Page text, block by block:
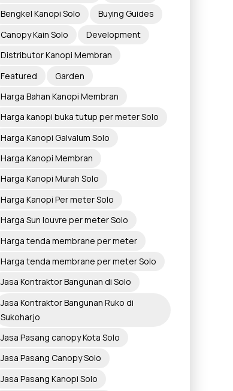
Bengkel Kanopi Solo
Buying Guides
Canopy Kain Solo
Development
Distributor Kanopi Membran
Featured
Garden
Harga Bahan Kanopi Membran
Harga kanopi buka tutup per meter Solo
Harga Kanopi Galvalum Solo
Harga Kanopi Membran
Harga Kanopi Murah Solo
Harga Kanopi Per meter Solo
Harga Sun louvre per meter Solo
Harga tenda membrane per meter
Harga tenda membrane per meter Solo
Jasa Kontraktor Bangunan di Solo
Jasa Kontraktor Bangunan Ruko di
Sukoharjo
Jasa Pasang canopy Kota Solo
Jasa Pasang Canopy Solo
Jasa Pasang Kanopi Solo